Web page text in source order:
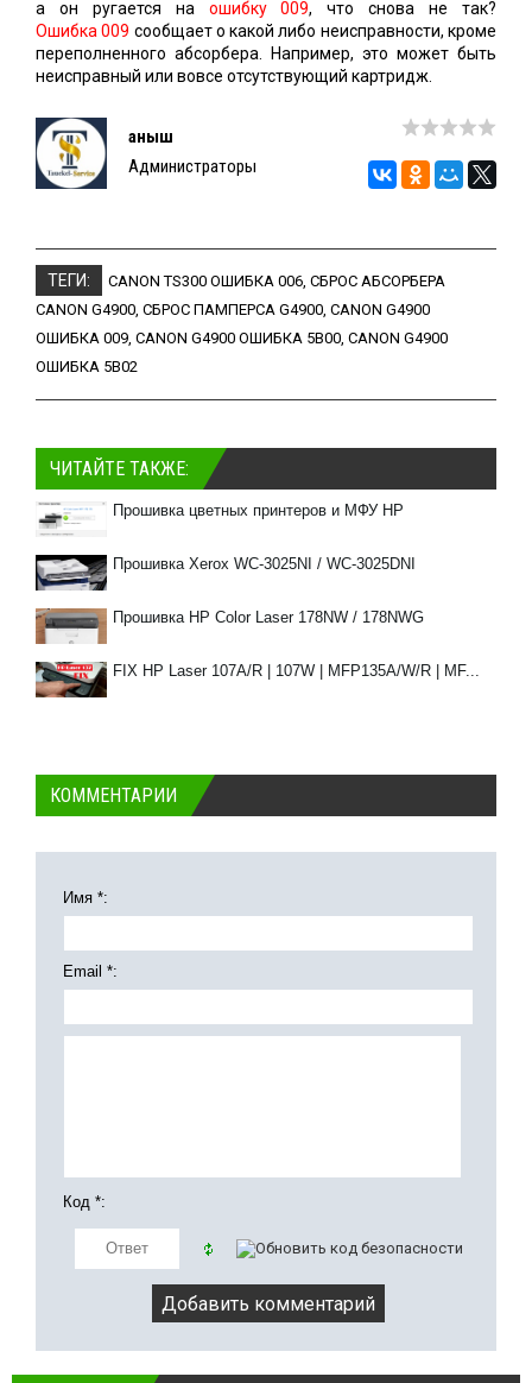
а он ругается на ошибку 009, что снова не так?
Ошибка 009 сообщает о какой либо неисправности, кроме
переполненного абсорбера. Например, это может быть
неисправный или вовсе отсутствующий картридж.
Қаныш
Администраторы
ТЕГИ: CANON TS300 ОШИБКА 006, СБРОС АБСОРБЕРА
CANON G4900, СБРОС ПАМПЕРСА G4900, CANON G4900
ОШИБКА 009, CANON G4900 ОШИБКА 5B00, CANON G4900
ОШИБКА 5B02
ЧИТАЙТЕ ТАКЖЕ:
Прошивка цветных принтеров и МФУ HP
Прошивка Xerox WC-3025NI / WC-3025DNI
Прошивка HP Color Laser 178NW / 178NWG
FIX HP Laser 107A/R | 107W | MFP135A/W/R | MF...
КОММЕНТАРИИ
Имя *:
Email *:
Код *: